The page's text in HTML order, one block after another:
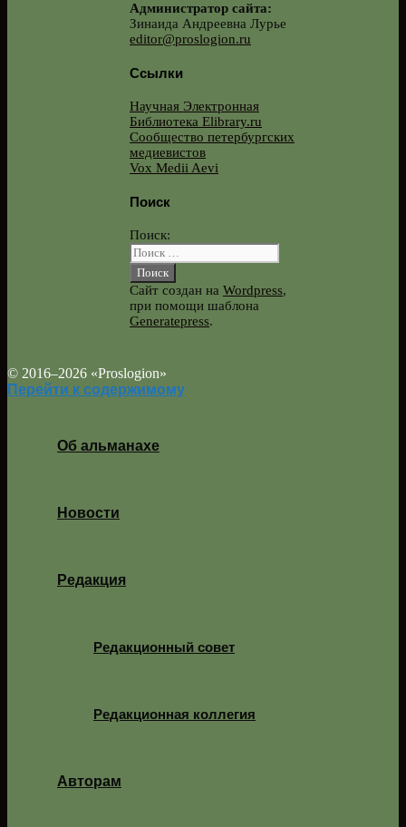
Администратор сайта:
Зинаида Андреевна Лурье
editor@proslogion.ru
Ссылки
Научная Электронная
Библиотека Elibrary.ru
Сообщество петербургских
медиевистов
Vox Medii Aevi
Поиск
Поиск:
Сайт создан на Wordpress,
при помощи шаблона
Generatepress.
© 2016–2026 «Proslogion»
Перейти к содержимому
Об альманахе
Новости
Редакция
Редакционный совет
Редакционная коллегия
Авторам